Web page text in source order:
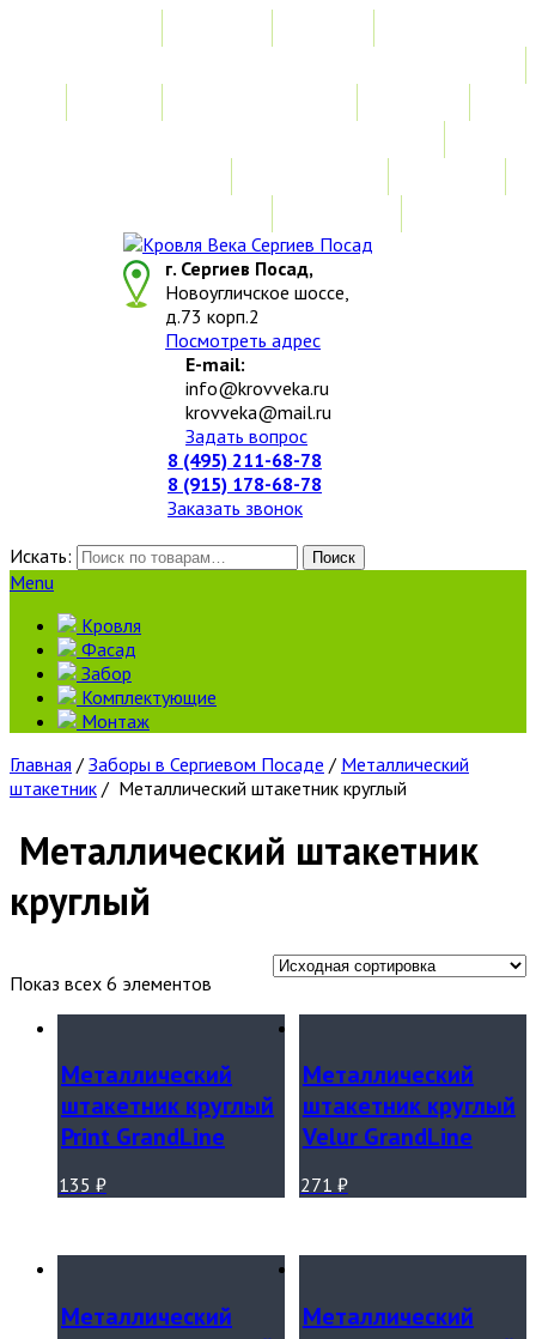
г. Сергиев Посад,
Новоугличское шоссе,
д.73 корп.2
Посмотреть адрес
E-mail:
info@krovveka.ru
krovveka@mail.ru
Задать вопрос
8 (495) 211-68-78
8 (915) 178-68-78
Заказать звонок
Искать:
Поиск
Menu
Кровля
Фасад
Забор
Комплектующие
Монтаж
Главная / Заборы в Сергиевом Посаде / Металлический
штакетник / Металлический штакетник круглый
Металлический штакетник
круглый
Показ всех 6 элементов
Металлический
штакетник круглый
Print GrandLine
135 ₽
Металлический
штакетник круглый
Velur GrandLine
271 ₽
Металлический
Металлический